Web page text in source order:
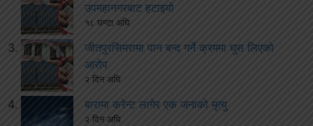
उपमहानगरबाट हटाइयो
१८ घण्टा अघि
जीतपुरसिमरामा पान बन्द गर्ने क्रममा घुस लिएको
आरोप
२ दिन अघि
बारामा करेन्ट लागेर एक जनाको मृत्यु
२ दिन अघि